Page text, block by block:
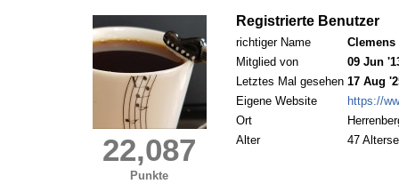
22,087
Punkte
Registrierte Benutzer
richtiger Name
Clemens
Mitglied von
09 Jun
Letztes Mal gesehen 17 Aug
Eigene Website
https://
Ort
Alter
47